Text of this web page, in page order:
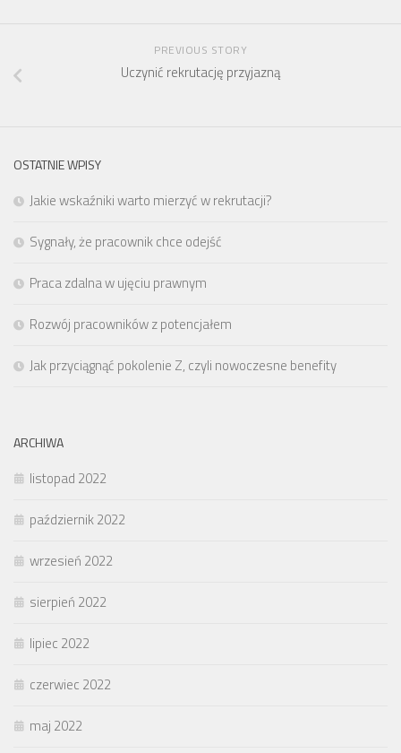
PREVIOUS STORY
Uczynić rekrutację przyjazną
OSTATNIE WPISY
Jakie wskaźniki warto mierzyć w rekrutacji?
Sygnały, że pracownik chce odejść
Praca zdalna w ujęciu prawnym
Rozwój pracowników z potencjałem
Jak przyciągnąć pokolenie Z, czyli nowoczesne benefity
ARCHIWA
listopad 2022
październik 2022
wrzesień 2022
sierpień 2022
lipiec 2022
czerwiec 2022
maj 2022